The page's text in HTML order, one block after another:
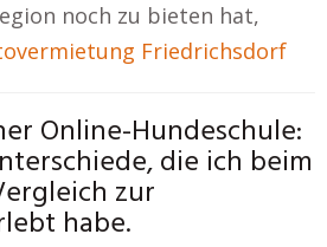
noch zu bieten hat,
Friedrichsdorf
Online-Hundeschule:
die ich beim
zur
habe.